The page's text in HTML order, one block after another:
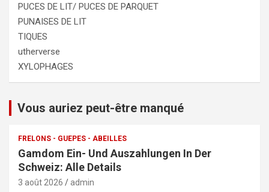
PUCES DE LIT/ PUCES DE PARQUET
PUNAISES DE LIT
TIQUES
utherverse
XYLOPHAGES
Vous auriez peut-être manqué
FRELONS - GUEPES - ABEILLES
Gamdom Ein- Und Auszahlungen In Der
Schweiz: Alle Details
3 août 2026 admin